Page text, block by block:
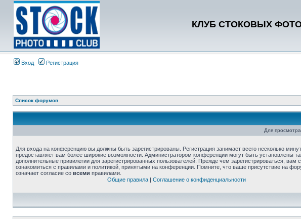
КЛУБ СТОКОВЫХ
Вход Регистрация
Список форумов
Для
Для входа на конференцию вы должны быть зарегистрированы. Регистрация занимает всего несколько
предоставляет вам более широкие возможности. Администратором конференции могут быть установлены
дополнительные привилегии для зарегистрированных пользователей. Прежде чем зарегистрироваться, вам
ознакомиться с правилами и политикой, принятыми на конференции. Помните, что ваше присутствие на
означает согласие со всеми правилами.
Общие правила| Соглашение о конфиденциальности